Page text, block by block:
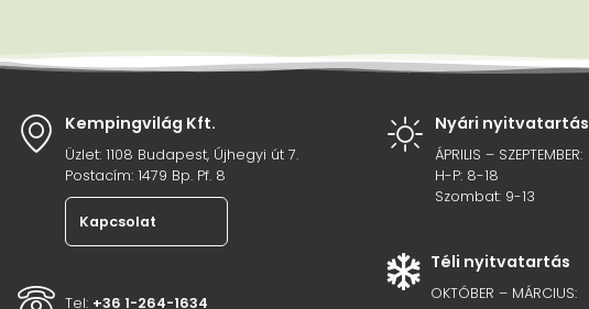
Kempingvilág Kft.
Üzlet: 1108 Budapest, Újhegyi út 7.
Postacím: 1479 Bp. Pf. 8
Kapcsolat
Tel: +36 1-264-1634
Nyári nyitvatartás
ÁPRILIS – SZEPTEMBER:
H-P: 8-18
Szombat: 9-13
Téli nyitvatartás
OKTÓBER – MÁRCIUS: